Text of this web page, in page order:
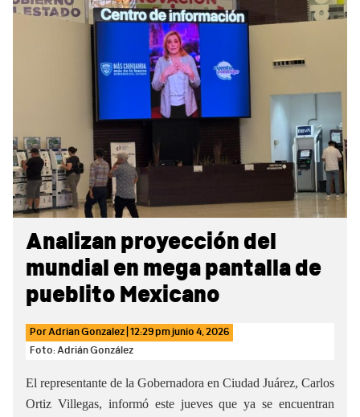
Analizan proyección del
mundial en mega pantalla de
pueblito Mexicano
PorAdrian Gonzalez 12:29 pmjunio 4, 2026
Foto: Adrián González
El representante de la Gobernadora en Ciudad Juárez, Carlos
Ortiz Villegas, informó este jueves que ya se encuentran
Sidebar